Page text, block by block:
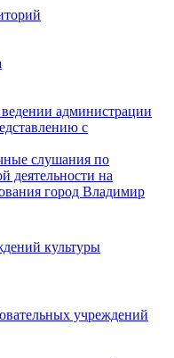
администрации
с
слушания по
деятельности на
город Владимир
культуры
учреждений